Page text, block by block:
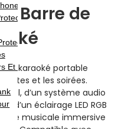
Barre de
karaoké portable
fêtes et les soirées.
fil, d’un système audio
d’un éclairage LED RGB
musicale immersive
Pour
Pour
Et Câbles Pour